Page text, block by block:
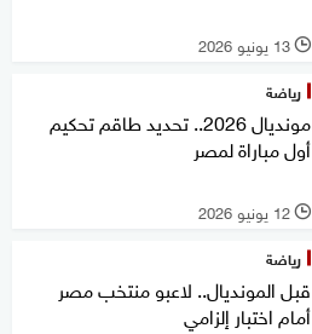
l 13 يونيو 2026
رياضة
مونديال 2026.. تحديد طاقم تحكيم
أول مباراة لمصر
l 12 يونيو 2026
رياضة
قبل المونديال.. لاعبو منتخب مصر
أمام اختبار إلزامي